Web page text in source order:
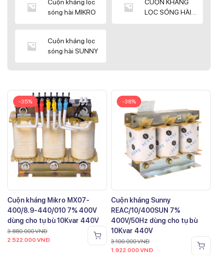
Cuộn kháng lọc
sóng hài MIKRO
CUỘN KHÁNG
LỌC SÓNG HÀI
Cuộn kháng lọc
sóng hài SUNNY
-35%
Cuộn kháng Mikro MX07-
400/8.9-440/010 7% 400V
dùng cho tụ bù 10Kvar 440V
3.880.000VNĐ
2.522.000 VNĐ
-38%
Cuộn kháng Sunny
REAC/10/400SUN 7%
400V/50Hz dùng cho tụ bù
10Kvar 440V
3.100.000VNĐ
1.922.000 VNĐ